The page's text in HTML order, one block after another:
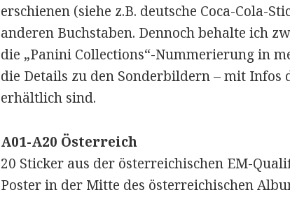
erschienen (siehe z.B. deutsche Coca-Cola-
anderen Buchstaben. Dennoch behalte ich
die „Panini Collections“-Nummerierung in
die Details zu den Sonderbildern – mit Infos
erhältlich sind.
A01-A20 Österreich
20 Sticker aus der österreichischen EM-
Poster in der Mitte des österreichischen